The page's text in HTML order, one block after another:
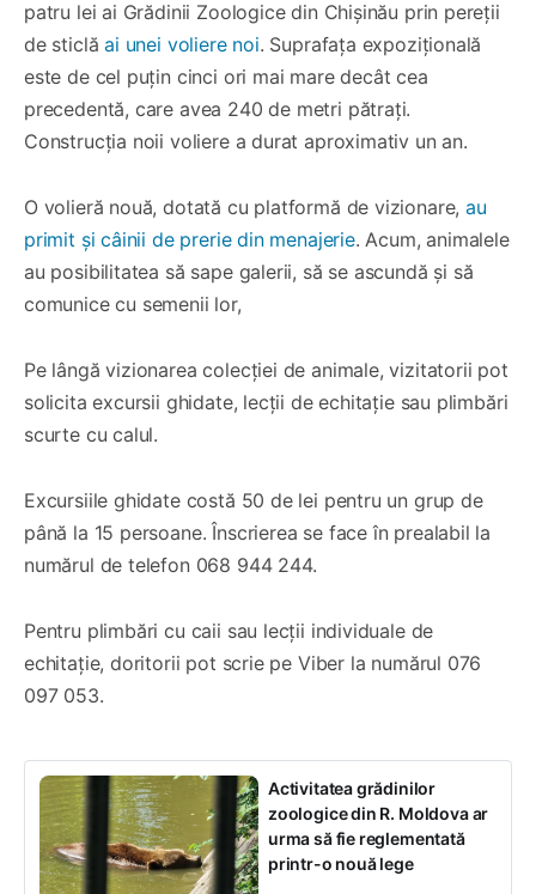
patru lei ai Grădinii Zoologice din Chișinău prin pereții
de sticlăai unei voliere noi. Suprafața expozițională
este de cel puțin cinci ori mai mare decât cea
precedentă, care avea 240 de metri pătrați.
Construcția noii voliere a durat aproximativ un an.
O volieră nouă, dotată cu platformă de vizionare,au
primit și câinii de prerie din menajerie. Acum, animalele
au posibilitatea să sape galerii, să se ascundă și să
comunice cu semenii lor,
Pe lângă vizionarea colecției de animale, vizitatorii pot
solicita excursii ghidate, lecții de echitație sau plimbări
scurte cu calul.
Excursiile ghidate costă 50 de lei pentru un grup de
până la 15 persoane. Înscrierea se face în prealabil la
numărul de telefon 068 944 244.
Pentru plimbări cu caii sau lecții individuale de
echitație, doritorii pot scrie pe Viber la numărul 076
097 053.
Activitatea grădinilor
zoologice din R. Moldova ar
urma să fie reglementată
printr-o nouă lege